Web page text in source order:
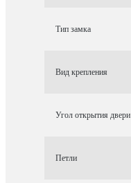
Тип замка
Вид крепления
Угол открытия двери
Петли